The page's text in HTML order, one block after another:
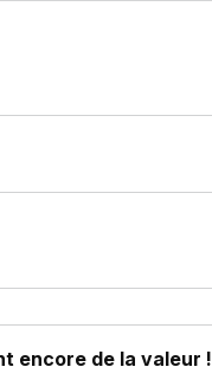
encore de la valeur !